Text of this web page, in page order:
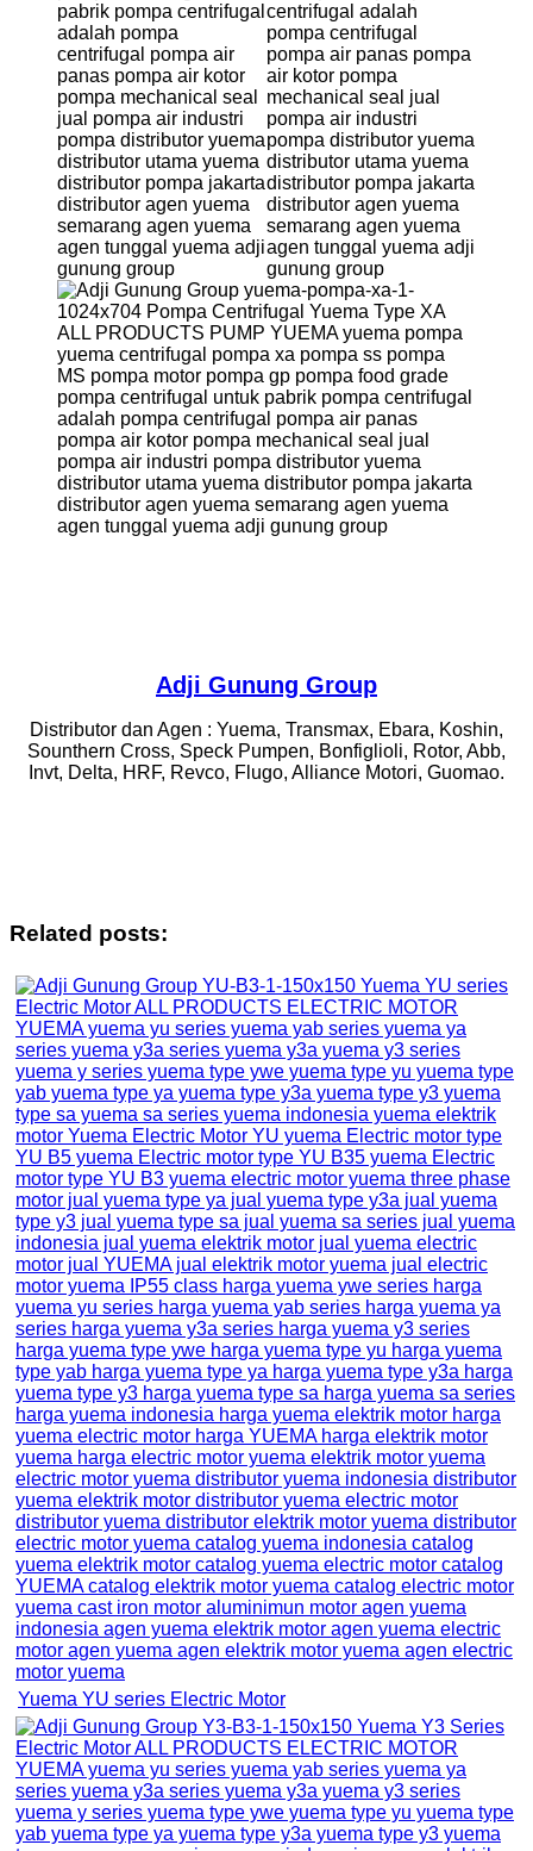
Adji Gunung Group
Distributor dan Agen : Yuema, Transmax, Ebara, Koshin,
Sounthern Cross, Speck Pumpen, Bonfiglioli, Rotor, Abb,
Invt, Delta, HRF, Revco, Flugo, Alliance Motori, Guomao.
Related posts:
Yuema YU series Electric Motor